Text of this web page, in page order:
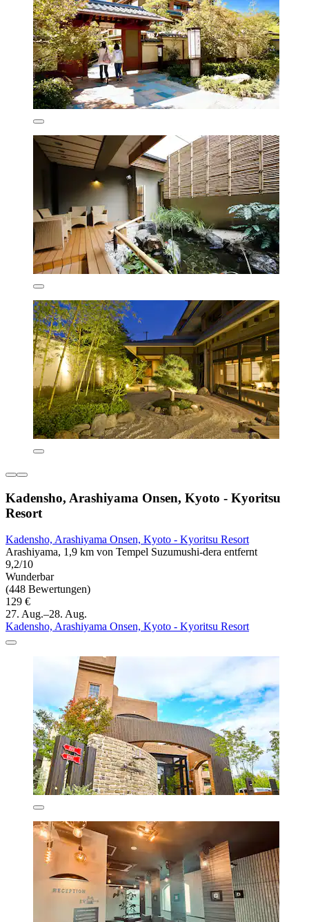
Kadensho, Arashiyama Onsen, Kyoto - Kyoritsu
Resort
Kadensho, Arashiyama Onsen, Kyoto - Kyoritsu Resort
Arashiyama, 1,9 km von Tempel Suzumushi-dera entfernt
9,2/10
Wunderbar
(448 Bewertungen)
129 €
27. Aug.–28. Aug.
Kadensho, Arashiyama Onsen, Kyoto - Kyoritsu Resort